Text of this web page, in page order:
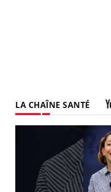
LA CHAÎNE SANTÉ